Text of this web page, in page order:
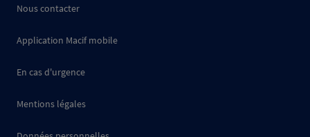
Nous contacter
Application Macif mobile
En cas d'urgence
Mentions légales